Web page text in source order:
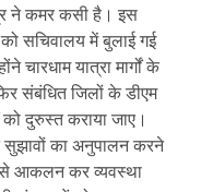
ने कमर कसी है। इस
सचिवालय में बुलाई गई
चारधाम यात्रा मार्गों के
संबंधित जिलों के डीएम
को दुरुस्त कराया जाए।
सुझावों का अनुपालन करने
से आकलन कर व्यवस्था